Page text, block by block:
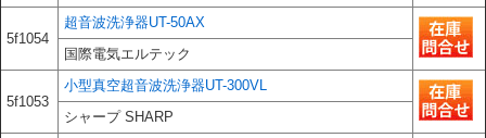
5f1054
超音波洗浄器UT-50AX
国際電気エルテック
5f1053
小型真空超音波洗浄器UT-300VL
シャープ SHARP